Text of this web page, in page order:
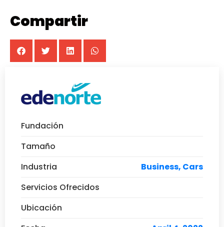
Compartir
Fundación
Tamaño
Industria
Business, Cars
Servicios Ofrecidos
Ubicación